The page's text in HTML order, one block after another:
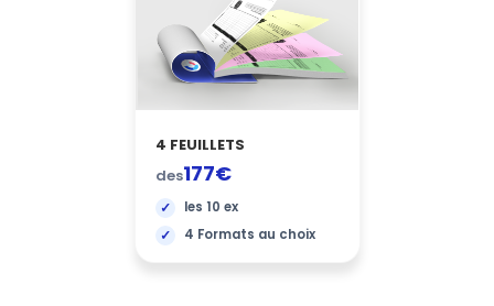
4 FEUILLETS
des177€
les 10 ex
4 Formats au choix